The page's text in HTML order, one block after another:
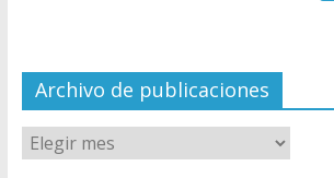
el
Archivo de publicaciones